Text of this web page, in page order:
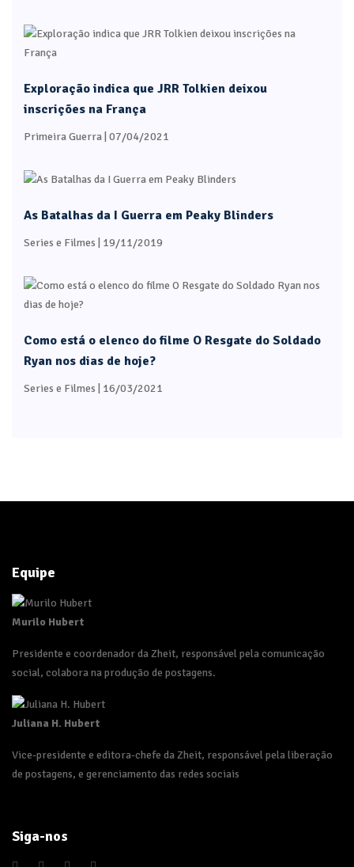
Exploração indica que JRR Tolkien deixou
inscrições na França
Primeira Guerra | 07/04/2021
As Batalhas da I Guerra em Peaky Blinders
Series e Filmes | 19/11/2019
Como está o elenco do filme O Resgate do Soldado
Ryan nos dias de hoje?
Series e Filmes | 16/03/2021
Equipe
Murilo Hubert
Presidente e coordenador da Zheit, responsável pela comunicação
social, colabora na produção de postagens.
Juliana H. Hubert
Vice-presidente e editora-chefe da Zheit, responsável pela liberação
de postagens, e gerenciamento das redes sociais
Siga-nos